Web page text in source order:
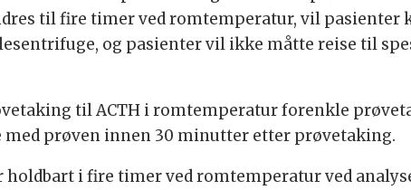
til fire timer ved romtemperatur, vil pasienter
og pasienter vil ikke måtte reise til
til ACTH i romtemperatur forenkle
med prøven innen 30 minutter etter prøvetaking.
holdbart i fire timer ved romtemperatur ved